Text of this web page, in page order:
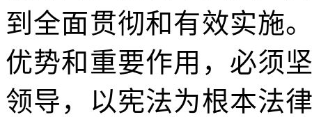
到全面贯彻和有效实施
优势和重要作用，必须
领导，以宪法为根本法